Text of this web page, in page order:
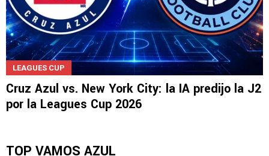
LEAGUES CUP
Cruz Azul vs. New York City: la IA predijo la J2
por la Leagues Cup 2026
TOP VAMOS AZUL